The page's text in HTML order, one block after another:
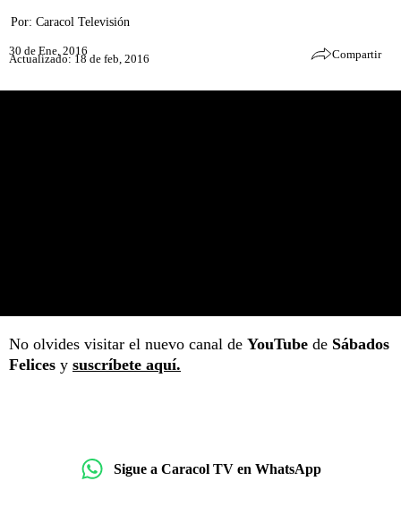
Por: Caracol Televisión
30 de Ene, 2016
Actualizado: 18 de feb, 2016 Compartir
No olvides visitar el nuevo canal de YouTube de Sábados
Felices y suscríbete aquí.
Sigue a Caracol TV en WhatsApp